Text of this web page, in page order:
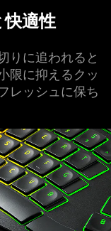
快適性
りに追われると
限に抑えるクッ
レッシュに保ち